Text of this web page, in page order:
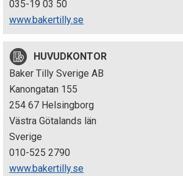
n
e
n
035-19 03 50
www.bakertilly.se
HUVUDKONTOR
Baker Tilly Sverige AB
Kanongatan 155
254 67 Helsingborg
Västra Götalands län
Sverige
010-525 2790
www.bakertilly.se